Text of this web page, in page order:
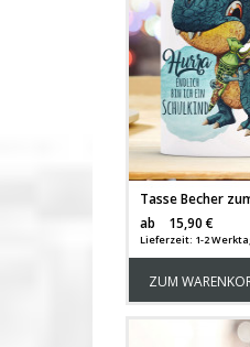
ab
15,90 €
Lieferzeit: 1-2
ZUM